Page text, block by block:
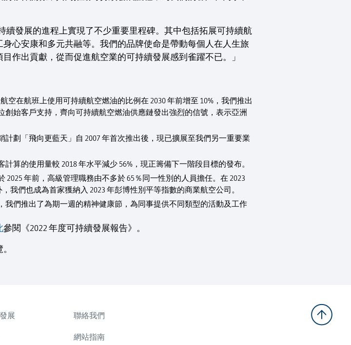
續發展的進程上實現了不少重要里程碑。其中包括拓展可持續航
心安康和多元共融等。我們的品牌使命是帶動每個人在人生旅
作出貢獻，從而促進航空業的可持續發展感到雀躍不已。」
空在航班上使用可持續航空燃油的比例在 2030 年前增至 10%，我們推出
始客戶支持，齊向可持續航空燃油供應鏈發出強烈的信號，表示亞洲
計劃「飛向更藍天」自 2007 年首次推出後，現已擴展至我們另一重要業
計算的使用量較 2018 年水平減少 56%，現正籌備下一階段目標的發布。
2025 年前，高級管理職務由不多於 65％同一性別的人員擔任。在 2023
我們也成為首家獲納入 2023 年彭博性別平等指數的商業航空公司。
我們推出了為期一週的精神健康節，為同事提供不同類型的活動及工作
參閱《2022 年度可持續發展報告》。
展 聯絡我們
網站指南